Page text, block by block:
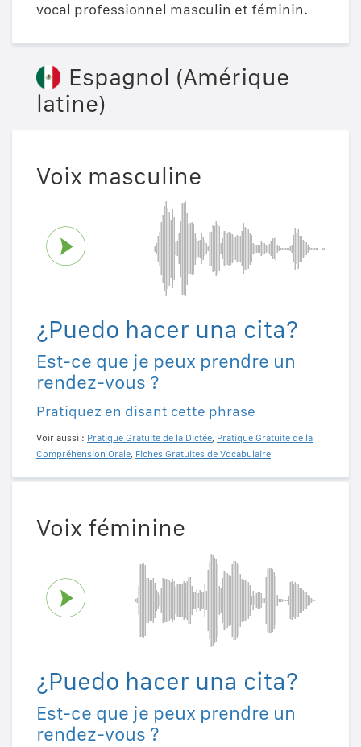
vocal professionnel masculin et féminin.
Espagnol (Amérique
latine)
Voix masculine
¿Puedo hacer una cita?
Est-ce que je peux prendre un
rendez-vous ?
Pratiquez en disant cette phrase
Voir aussi : Pratique Gratuite de la Dictée, Pratique Gratuite de la
Compréhension Orale, Fiches Gratuites de Vocabulaire
Voix féminine
¿Puedo hacer una cita?
Est-ce que je peux prendre un
rendez-vous ?